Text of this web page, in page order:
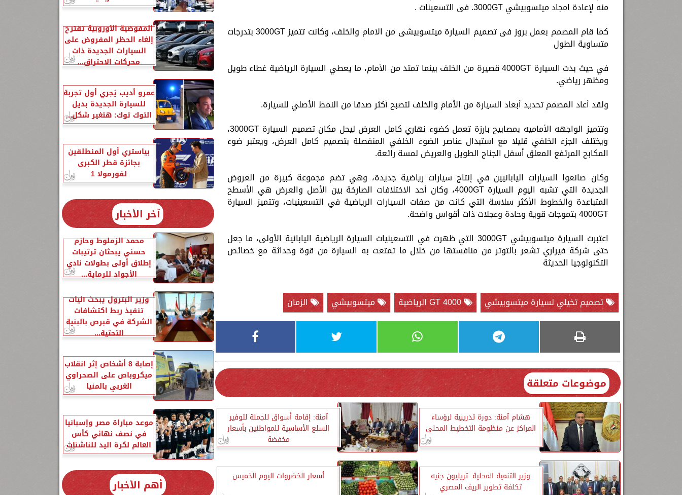
منه لإعادة امجاد ميتسوبيشي 3000GT. فى التسعينات .
كما قام المصمم بعمل بروز فى تصميم السيارة ميتسوبيشى من الامام والخلف، وكانت تتميز 3000GT بتدرجات
متساوية الطول
في حيث بدت السيارة 4000GT قصيرة من الخلف بينما تمتد من الأمام، ما يعطي السيارة الرياضية غطاء طويل
ومظهر رياضي.
ولقد أعاد المصمم تحديد أبعاد السيارة من الأمام والخلف لتصبح أكثر صدقا من النمط الأصلي للسيارة.
وتتميز الواجهه الأماميه بمصابيح بارزة تعمل كضوء نهاري كامل العرض ليحل مكان تصميم السيارة 3000GT،
ويختلف الجزء الخلفي قليلا مع استبدال عناصر الضوء الخلفي المنفصلة بتصميم كامل العرض، ويعتبر ضوء
المكابح المرتفع المعلق أسفل الجناح الطويل والعريض لمسة رائعة.
وكان صانعوا السيارات اليابانيين في إنتاج سيارات رياضية جديدة، وهي تضم مجموعة كبيرة من العروض
الجديدة التي تشبه اليوم السيارة 4000GT، وكان أحد الاختلافات الصارخة بين الأصل والعرض هي الأسطح
المتباعدة والخطوط الأكثر سلاسة التي كانت من صفات السيارات الرياضية في التسعينيات، وتتميز السيارة
4000GT بتموجات قوية وحادة وعجلات ذات أقواس واضحة.
اعتبرت السيارة ميتسوبيشي 3000GT التي ظهرت في التسعينيات السيارة الرياضية اليابانية الأولى، ما جعل
حتى شركة فيراري تشعر بالتوتر من منافستها من خلال ما تمتعت به السيارة من قوة وحداثة مع خصائص
التكنولوجيا الحديثة
تصميم تخيلي لسيارة ميتسوبيشي 4000 GT الرياضية ميتسوبيشي الزمان
موضوعات متعلقة
هشام آمنة: دورة تدريبية لرؤساء
المراكز عن منظومة التخطيط المحلى
آمنة: إقامة أسواق للجملة لتوفير
السلع الأساسية للمواطنين بأسعار
مخفضة
وزير التنمية المحلية: تريليون جنيه
تكلفة تطوير الريف المصري
أسعار الخضروات اليوم الخميس
المفوضية الأوروبية تقترح
إلغاء الحظر المفروض على
السيارات الجديدة ذات
محركات الاحتراق...
عمرو أديب يُجري أول تجربة
للسيارة الجديدة بديل
التوك توك: هتغير شكل...
بياستري أول المنطلقين
بجائزة قطر الكبرى
لفورمولا 1
آخر الأخبار
محمد الزملوط وحازم
حسني يبحثان ترتيبات
إطلاق أولى بطولات نادي
الأجواد للرماية...
وزير البترول يبحث آليات
تنفيذ ربط اكتشافات
الشركة في قبرص بالبنية
التحتية...
إصابة 8 أشخاص إثر انقلاب
ميكروباص على الصحراوي
الغربي بالمنيا
موعد مباراة مصر وإسبانيا
في نصف نهائي كأس
العالم لكرة اليد للناشئات
أهم الأخبار